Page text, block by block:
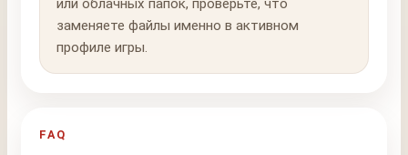
или облачных папок, проверьте, что
заменяете файлы именно в активном
профиле игры.
FAQ